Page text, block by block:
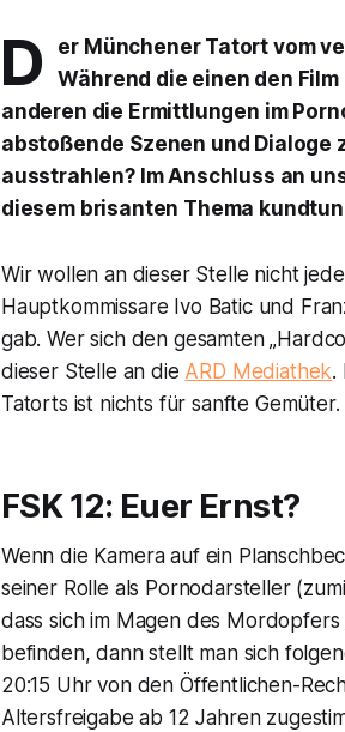
D er Münchener Tatort vom
Während die einen den Film
anderen die Ermittlungen im
abstoßende Szenen und
ausstrahlen? Im Anschluss an
diesem brisanten Thema
Wir wollen an dieser Stelle nicht
Hauptkommissare Ivo Batic und
gab. Wer sich den gesamten
dieser Stelle an die ARD Mediathek.
Tatorts ist nichts für sanfte Gemüter.
FSK 12: Euer Ernst?
Wenn die Kamera auf ein
seiner Rolle als Pornodarsteller
dass sich im Magen des
befinden, dann stellt man sich
20:15 Uhr von den Öffentlichen-
Altersfreigabe ab 12 Jahren